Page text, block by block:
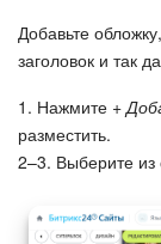
Добавьте
заголовок и так
1. Нажмите +
разместить.
2–3. Выберите из